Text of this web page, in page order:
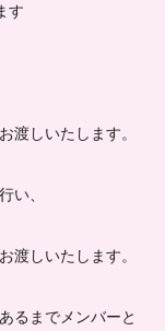
す
渡しいたします。
い、
渡しいたします。
るまでメンバーと